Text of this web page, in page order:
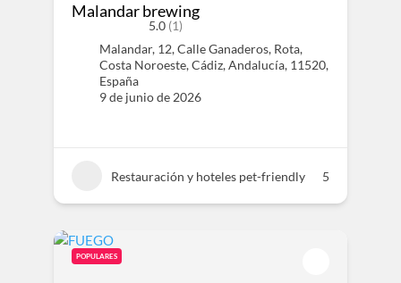
Malandar brewing
5.0 (1)
Malandar, 12, Calle Ganaderos, Rota,
Costa Noroeste, Cádiz, Andalucía, 11520,
España
9 de junio de 2026
Restauración y hoteles pet-friendly 5
POPULARES